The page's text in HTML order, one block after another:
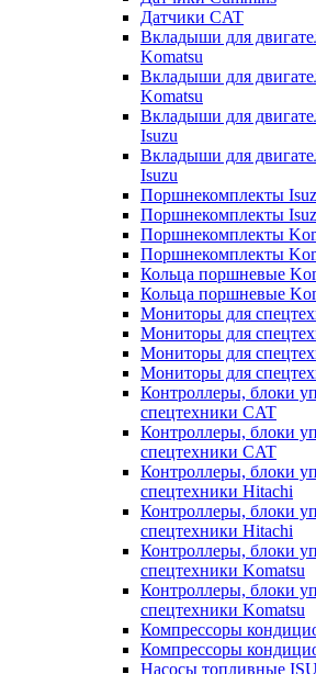
Датчики CAT
Вкладыши для
Komatsu
Вкладыши для
Komatsu
Вкладыши для
Isuzu
Вкладыши для
Isuzu
Поршнекомплекты
Поршнекомплекты
Поршнекомплекты
Поршнекомплекты
Кольца поршневые
Кольца поршневые
Мониторы для
Мониторы для
Мониторы для
Мониторы для
Контроллеры, блоки
спецтехники CAT
Контроллеры, блоки
спецтехники CAT
Контроллеры, блоки
спецтехники Hitachi
Контроллеры, блоки
спецтехники Hitachi
Контроллеры, блоки
спецтехники Komatsu
Контроллеры, блоки
спецтехники Komatsu
Компрессоры
Компрессоры
Насосы топливные